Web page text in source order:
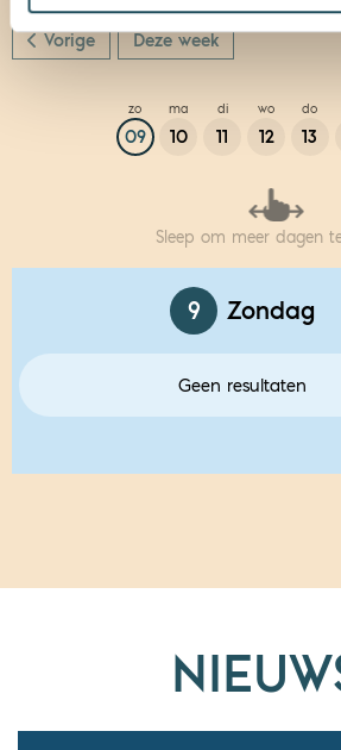
Vorige Deze week
zo
09
ma
10
di
11
wo
12
do
13
Sleep om meer dagen
9 Zondag
Geen resultaten